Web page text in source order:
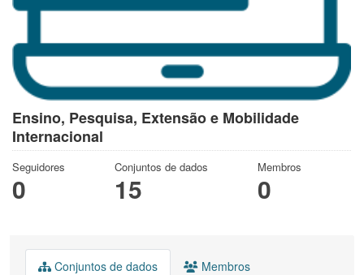
Ensino, Pesquisa, Extensão e Mobilidade
Internacional
Seguidores
0
Conjuntos de dados
15
Membros
0
Conjuntos de dados Membros